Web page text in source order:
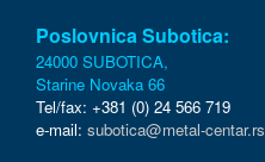
Poslovnica Subotica:
24000 SUBOTICA,
Starine Novaka 66
Tel/fax: +381 (0) 24 566 719
e-mail: subotica@metal-centar.rs